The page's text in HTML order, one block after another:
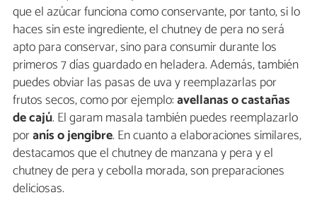
que el azúcar funciona como conservante, por tanto, si lo
haces sin este ingrediente, el chutney de pera no será
apto para conservar, sino para consumir durante los
primeros 7 días guardado en heladera. Además, también
puedes obviar las pasas de uva y reemplazarlas por
frutos secos, como por ejemplo:avellanas o castañas
de cajú. El garam masala también puedes reemplazarlo
poranís o jengibre. En cuanto a elaboraciones similares,
destacamos que el chutney de manzana y pera y el
chutney de pera y cebolla morada, son preparaciones
deliciosas.